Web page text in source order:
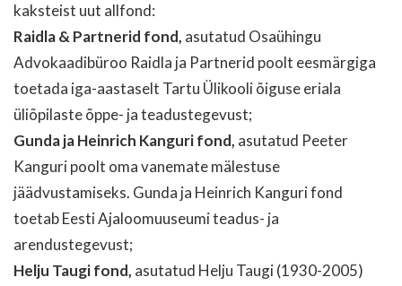
kaksteist uut allfond:
Raidla & Partnerid fond, asutatud Osaühingu
Advokaadibüroo Raidla ja Partnerid poolt eesmärgiga
toetada iga-aastaselt Tartu Ülikooli õiguse eriala
üliõpilaste õppe- ja teadustegevust;
Gunda ja Heinrich Kanguri fond, asutatud Peeter
Kanguri poolt oma vanemate mälestuse
jäädvustamiseks. Gunda ja Heinrich Kanguri fond
toetab Eesti Ajaloomuuseumi teadus- ja
arendustegevust;
Helju Taugi fond, asutatud Helju Taugi (1930-2005)